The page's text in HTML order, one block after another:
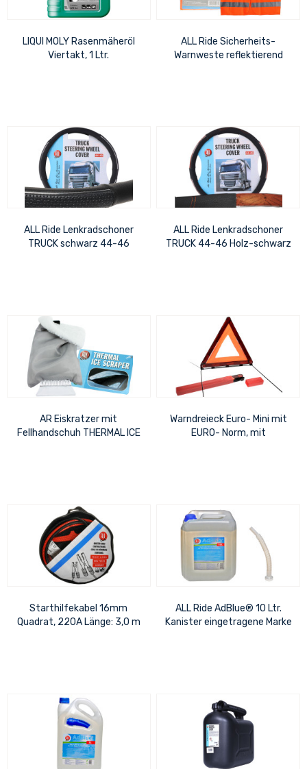
LIQUI MOLY Rasenmäheröl
Viertakt, 1 Ltr.
ALL Ride Sicherheits-
Warnweste reflektierend
ALL Ride Lenkradschoner
TRUCK schwarz 44-46
ALL Ride Lenkradschoner
TRUCK 44-46 Holz-schwarz
AR Eiskratzer mit
Fellhandschuh THERMAL ICE
Warndreieck Euro- Mini mit
EURO- Norm, mit
Starthilfekabel 16mm
Quadrat, 220A Länge: 3,0 m
ALL Ride AdBlue® 10 Ltr.
Kanister eingetragene Marke